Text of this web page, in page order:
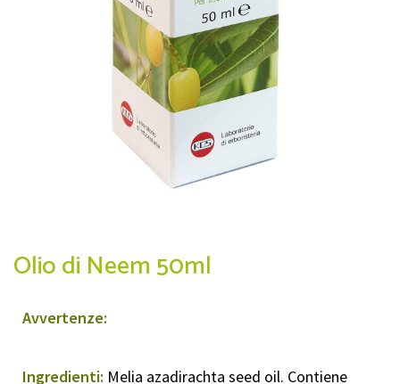
Olio di Neem 50ml
Avvertenze:
Ingredienti: Melia azadirachta seed oil. Contiene